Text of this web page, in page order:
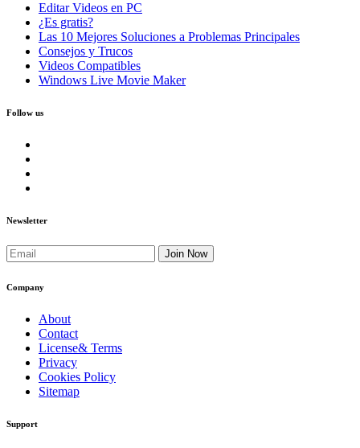
Editar Videos en PC
¿Es gratis?
Las 10 Mejores Soluciones a Problemas Principales
Consejos y Trucos
Videos Compatibles
Windows Live Movie Maker
Follow us
Newsletter
Join Now
Company
About
Contact
License& Terms
Privacy
Cookies Policy
Sitemap
Support